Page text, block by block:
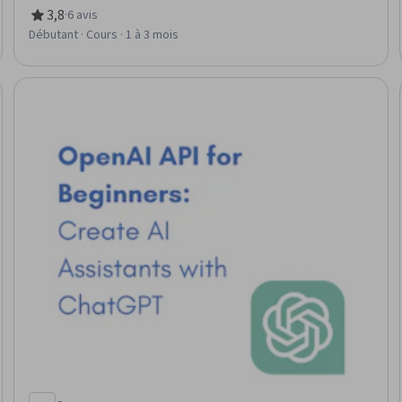
3,8
évaluation, 3,8 sur 5 étoiles
·6 avis
Débutant · Cours · 1 à 3 mois